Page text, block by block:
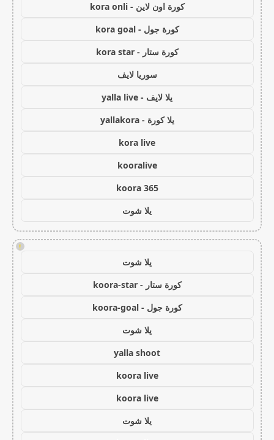
كورة اون لاين - kora onli
كورة جول - kora goal
كورة ستار - kora star
سوريا لايف
يلا لايف - yalla live
يلا كورة - yallakora
kora live
kooralive
koora 365
يلا شوت
!
يلا شوت
كورة ستار - koora-star
كورة جول - koora-goal
يلا شوت
yalla shoot
koora live
koora live
يلا شوت